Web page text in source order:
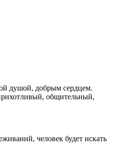
душой, добрым сердцем.
общительный,
человек будет искать